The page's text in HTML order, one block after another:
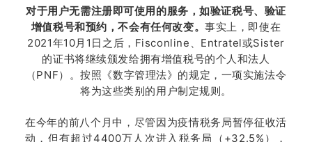
对于用户无需注册即可使用的服务，如验证税号、验证
增值税号和预约，不会有任何改变。事实上，即使在
2021年10月1日之后，Fisconline、Entratel或Sister
的证书将继续颁发给拥有增值税号的个人和法人
（PNF）。按照《数字管理法》的规定，一项实施法令
将为这些类别的用户制定规则。
在今年的前八个月中，尽管因为疫情税务局暂停征收活
动，但有超过4400万人次进入税务局（+32.5%），